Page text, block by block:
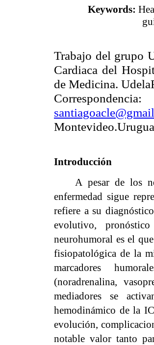
Keywords:
Trabajo del grupo
Cardiaca del
de Medicina.
Introducción
A pesar de los
enfermedad sigue
refiere a su
evolutivo,
neurohumoral es el
fisiopatológica de la
marcadores
(noradrenalina,
mediadores se
hemodinámico de la
evolución,
notable valor tanto